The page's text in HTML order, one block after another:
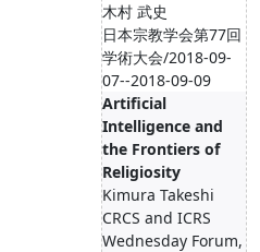
木村 武史
日本宗教学会第77回
学術大会/2018-09-
07--2018-09-09
Artificial
Intelligence and
the Frontiers of
Religiosity
Kimura Takeshi
CRCS and ICRS
Wednesday Forum,